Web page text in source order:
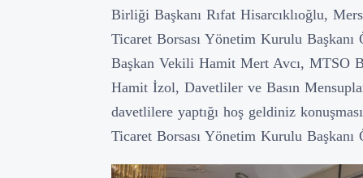
Birliği Başkanı Rıfat Hisarcıklıoğlu,
Ticaret Borsası Yönetim Kurulu
Başkan Vekili Hamit Mert Avcı, MTSO
Hamit İzol, Davetliler ve Basın
davetlilere yaptığı hoş geldiniz
Ticaret Borsası Yönetim Kurulu